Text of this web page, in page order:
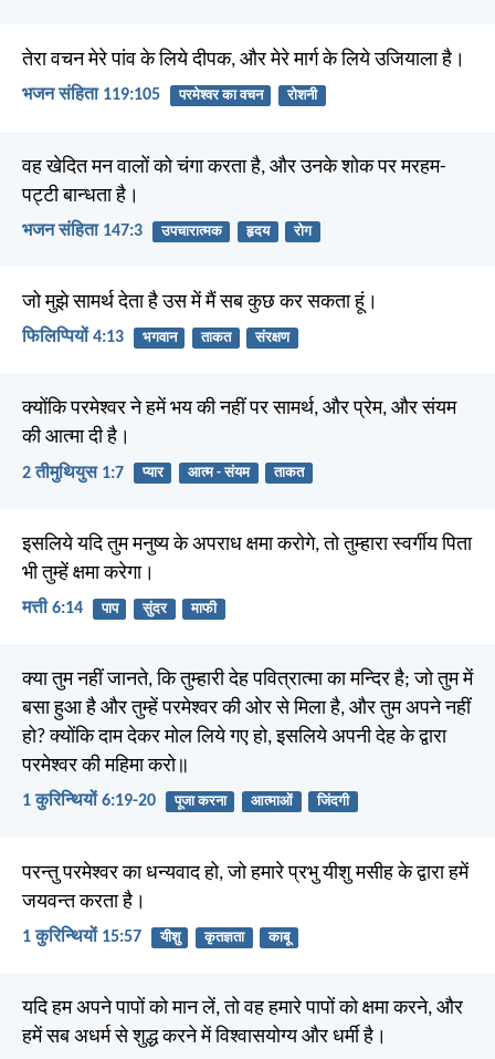
तेरा वचन मेरे पांव के लिये दीपक, और मेरे मार्ग के लिये उजियाला है।
भजन संहिता 119:105 परमेश्वर का वचन रोशनी
वह खेदित मन वालों को चंगा करता है, और उनके शोक पर मरहम-
पट्टी बान्धता है।
भजन संहिता 147:3 उपचारात्मक हृदय रोग
जो मुझे सामर्थ देता है उस में मैं सब कुछ कर सकता हूं।
फिलिप्पियों 4:13 भगवान ताकत संरक्षण
क्योंकि परमेश्वर ने हमें भय की नहीं पर सामर्थ, और प्रेम, और संयम
की आत्मा दी है।
2 तीमुथियुस 1:7 प्यार आत्म - संयम ताकत
इसलिये यदि तुम मनुष्य के अपराध क्षमा करोगे, तो तुम्हारा स्वर्गीय पिता
भी तुम्हें क्षमा करेगा।
मत्ती 6:14 पाप सुंदर माफी
क्या तुम नहीं जानते, कि तुम्हारी देह पवित्रात्मा का मन्दिर है; जो तुम में
बसा हुआ है और तुम्हें परमेश्वर की ओर से मिला है, और तुम अपने नहीं
हो? क्योंकि दाम देकर मोल लिये गए हो, इसलिये अपनी देह के द्वारा
परमेश्वर की महिमा करो॥
1 कुरिन्थियों 6:19-20 पूजा करना आत्माओं जिंदगी
परन्तु परमेश्वर का धन्यवाद हो, जो हमारे प्रभु यीशु मसीह के द्वारा हमें
जयवन्त करता है।
1 कुरिन्थियों 15:57 यीशु कृतज्ञता काबू
यदि हम अपने पापों को मान लें, तो वह हमारे पापों को क्षमा करने, और
हमें सब अधर्म से शुद्ध करने में विश्वासयोग्य और धर्मी है।